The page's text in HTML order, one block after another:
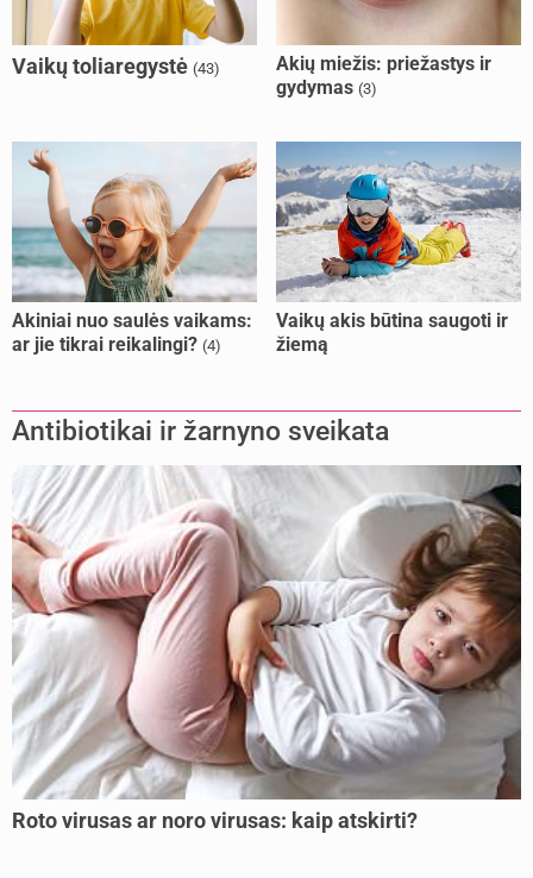
Vaikų toliaregystė (43)
Akių miežis: priežastys ir
gydymas (3)
Akiniai nuo saulės vaikams:
ar jie tikrai reikalingi? (4)
Vaikų akis būtina saugoti ir
žiemą
Antibiotikai ir žarnyno sveikata
Roto virusas ar noro virusas: kaip atskirti?